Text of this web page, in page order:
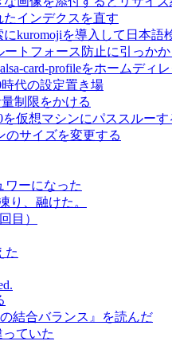
たインデクスを直す
にkuromojiを導入して日本語
ートフォース防止に引っか
card-profileをホームディ
時代の設定置き場
制限をかける
を仮想マシンにパススルーす
のサイズを変更する
ワーになった
り、融けた。
目）
た
結合バランス』を読んだ
ていた